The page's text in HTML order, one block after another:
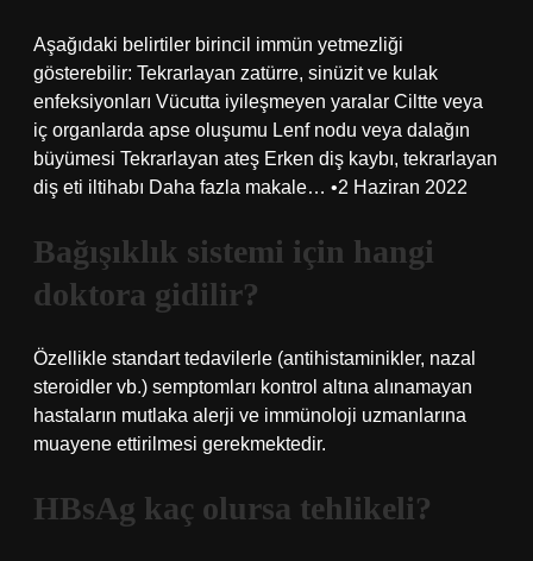
Aşağıdaki belirtiler birincil immün yetmezliği
gösterebilir: Tekrarlayan zatürre, sinüzit ve kulak
enfeksiyonları Vücutta iyileşmeyen yaralar Ciltte veya
iç organlarda apse oluşumu Lenf nodu veya dalağın
büyümesi Tekrarlayan ateş Erken diş kaybı, tekrarlayan
diş eti iltihabı Daha fazla makale… •2 Haziran 2022
Bağışıklık sistemi için hangi
doktora gidilir?
Özellikle standart tedavilerle (antihistaminikler, nazal
steroidler vb.) semptomları kontrol altına alınamayan
hastaların mutlaka alerji ve immünoloji uzmanlarına
muayene ettirilmesi gerekmektedir.
HBsAg kaç olursa tehlikeli?